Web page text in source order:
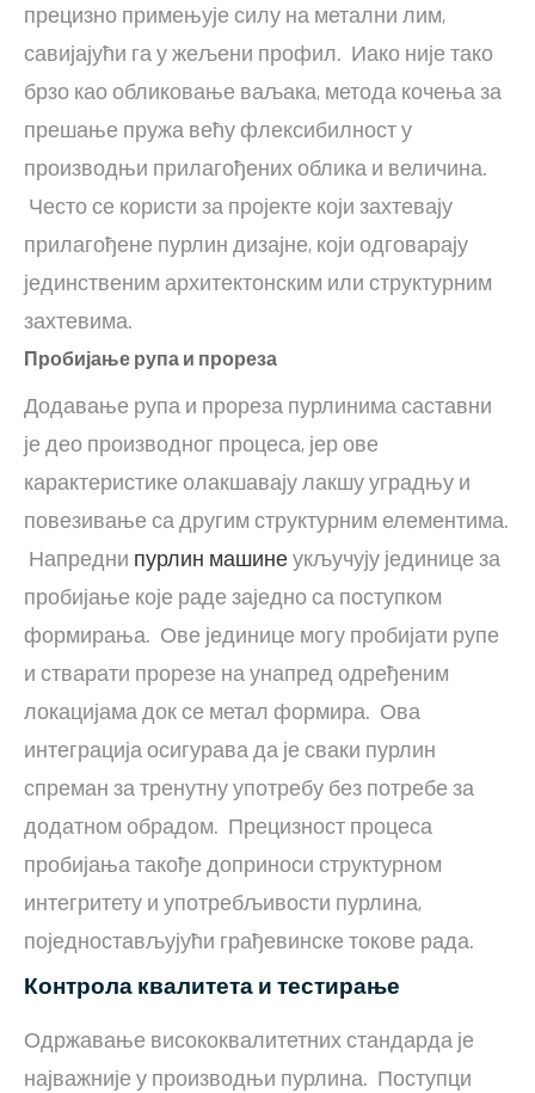
прецизно примењује силу на метални лим,
савијајући га у жељени профил. Иако није тако
брзо као обликовање ваљака, метода кочења за
прешање пружа већу флексибилност у
производњи прилагођених облика и величина.
Често се користи за пројекте који захтевају
прилагођене пурлин дизајне, који одговарају
јединственим архитектонским или структурним
захтевима.
Пробијање рупа и прореза
Додавање рупа и прореза пурлинима саставни
је део производног процеса, јер ове
карактеристике олакшавају лакшу уградњу и
повезивање са другим структурним елементима.
Напредни пурлин машинеукључују јединице за
пробијање које раде заједно са поступком
формирања. Ове јединице могу пробијати рупе
и стварати прорезе на унапред одређеним
локацијама док се метал формира. Ова
интеграција осигурава да је сваки пурлин
спреман за тренутну употребу без потребе за
додатном обрадом. Прецизност процеса
пробијања такође доприноси структурном
интегритету и употребљивости пурлина,
поједностављујући грађевинске токове рада.
Контрола квалитета и тестирање
Одржавање висококвалитетних стандарда је
најважније у производњи пурлина. Поступци